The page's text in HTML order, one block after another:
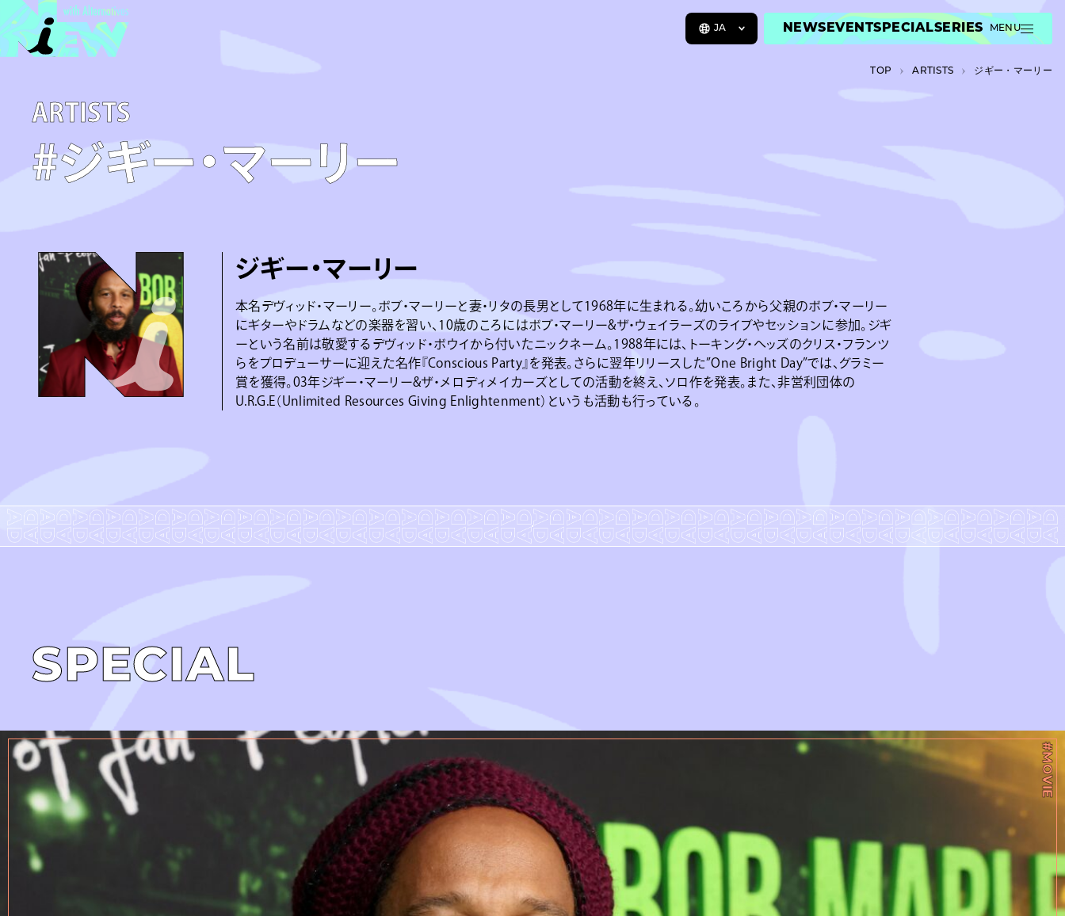
JA NEWSEVENTSPECIALSERIES MENU
TOP A­R­T­I­S­T­S ジギー・マーリー
A­R­T­I­S­T­S
#ジギー・マーリー
ジギー・マーリー
本名デヴィッド・マーリー。ボブ・マーリーと妻・リタの長男として1968年に生まれる。幼いころから父親のボブ・マーリー
にギターやドラムなどの楽器を習い、10歳のころにはボブ・マーリー&ザ・ウェイラーズのライブやセッションに参加。ジギ
ーという名前は敬愛するデヴィッド・ボウイから付いたニックネーム。1988年には、トーキング・へッズのクリス・フランツ
らをプロデューサーに迎えた名作『Conscious Party』を発表。さらに翌年リリースした”One Bright Day”では、グラミー
賞を獲得。03年ジギー・マーリー&ザ・メロディメイカーズとしての活動を終え、ソロ作を発表。また、非営利団体の
U.R.G.E（Unlimited Resources Giving Enlightenment）というも活動も行っている。
SPECIAL
#MOVIE